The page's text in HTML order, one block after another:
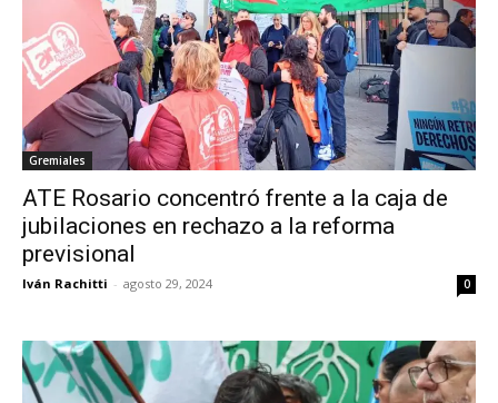
Gremiales
ATE Rosario concentró frente a la caja de
jubilaciones en rechazo a la reforma
previsional
Iván Rachitti - agosto 29, 2024 0